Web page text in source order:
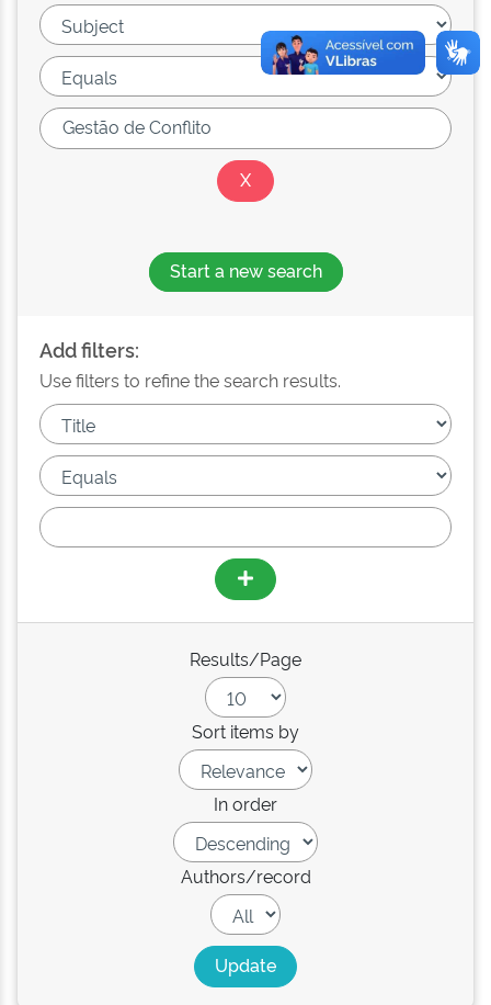
Start a new search
Add filters:
Use filters to refine the search results.
Results/Page
Sort items by
In order
Authors/record